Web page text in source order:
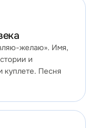
желаю». Имя,
и
куплете. Песня